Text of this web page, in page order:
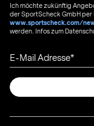
Ich möchte zukünftig
der SportScheck GmbH per
www.sportscheck.com/
werden. Infos zum
E-Mail Adresse